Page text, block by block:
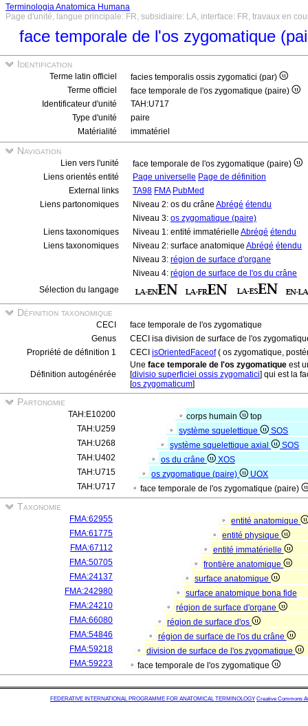
Terminologia Anatomica Humana
Page d'unité, langue principale: FR, subsidiaire: LA, interface: FR, travaux en
face temporale de l'os zygomatique
Identification
Terme latin officiel
facies temporalis ossis zygomatici (par)
Terme officiel
face temporale de l'os zygomatique (paire)
Identificateur d'unité
TAH:U717
Type d'unité
paire
Matérialité
immatériel
Navigation
Lien vers l'unité
face temporale de l'os zygomatique (paire)
Liens orientés entité
Page universelle Page de définition
External links
TA98 FMA PubMed
Liens partonomiques
Niveau 2: os du crâne Abrégé étendu
Niveau 3: os zygomatique (paire)
Liens taxonomiques
Niveau 1: entité immatérielle Abrégé étendu
Liens taxonomiques
Niveau 2: surface anatomique Abrégé étendu
Niveau 3: région de surface d'organe
Niveau 4: région de surface de l'os du crâne
Sélection du langage
Définition taxonomique
CECI
face temporale de l'os zygomatique
Genus
CECI isa division de surface de l'os
Propriété de définition 1
CECI isOrientedFaceof( os zygomatique,
Définition autogénérée
Une face temporale de l'os zygomatique est
[divisio superficiei ossis zygomatici] qui est la
[os zygomaticum]
Partonomie
TAH:E10200 corps humain
top
TAH:U259
système squelettique
SOS
TAH:U268
système squelettique axial
SOS
TAH:U402
os du crâne
XOS
TAH:U715
os zygomatique (paire)
UOX
TAH:U717
face temporale de l'os zygomatique (paire)
Taxonomie
FMA:62955
entité anatomique
FMA:61775
entité physique
FMA:67112
entité immatérielle
FMA:50705
frontière anatomique
FMA:24137
surface anatomique
FMA:242980
surface anatomique bona fide
FMA:24210
région de surface d'organe
FMA:66080
région de surface d'os
FMA:54846
région de surface de l'os du crâne
FMA:59218
division de surface de l'os zygomatique
FMA:59223
face temporale de l'os zygomatique
FEDERATIVE INTERNATIONAL PROGRAMME FOR ANATOMICAL TERMINOLOGY Creative Commons